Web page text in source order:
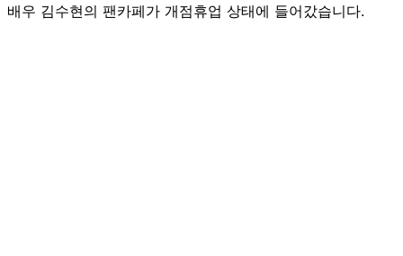
배우 김수현의 팬카페가 개점휴업 상태에 들어갔습니다.